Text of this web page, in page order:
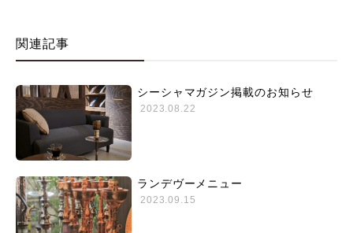
関連記事
シーシャマガジン掲載のお知らせ
2023.08.22
ランデヴーメニュー
2023.09.15